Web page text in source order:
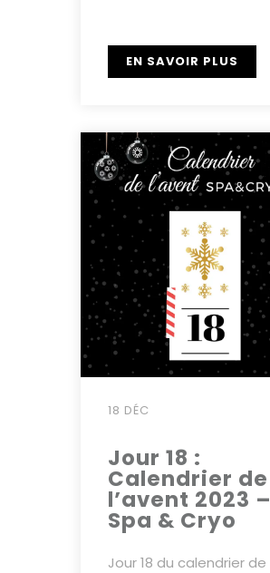
EN SAVOIR PLUS
18 DÉC
Jour 18 :
Calendrier de
l’avent 2023 –
Spa & Cryo
Jour 18 du calendrier de